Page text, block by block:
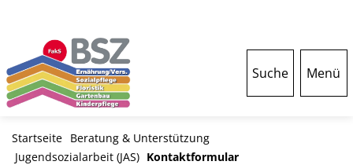
Suche Menü
Startseite Beratung & Unterstützung
Jugendsozialarbeit (JAS) Kontaktformular